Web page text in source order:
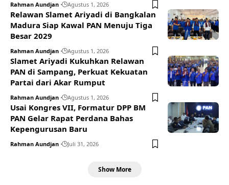
Rahman Aundjan Agustus 1, 2026
Relawan Slamet Ariyadi di Bangkalan
Madura Siap Kawal PAN Menuju Tiga
Besar 2029
Rahman Aundjan Agustus 1, 2026
Slamet Ariyadi Kukuhkan Relawan
PAN di Sampang, Perkuat Kekuatan
Partai dari Akar Rumput
Rahman Aundjan Agustus 1, 2026
Usai Kongres VII, Formatur DPP BM
PAN Gelar Rapat Perdana Bahas
Kepengurusan Baru
Rahman Aundjan Juli 31, 2026
Show More